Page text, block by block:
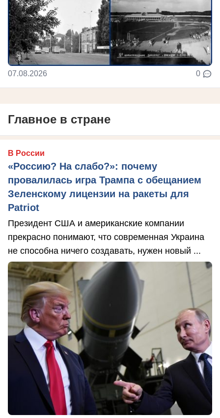
07.08.2026 0
Главное в стране
В России
«Россию? На слабо?»: почему
провалилась игра Трампа с обещанием
Зеленскому лицензии на ракеты для
Patriot
Президент США и американские компании
прекрасно понимают, что современная Украина
не способна ничего создавать, нужен новый ...